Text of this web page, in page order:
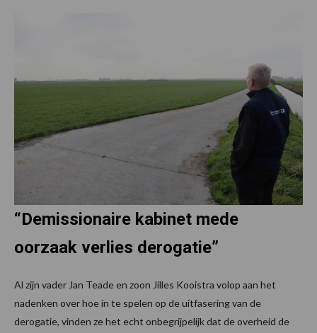
“Demissionaire kabinet mede
oorzaak verlies derogatie”
Al zijn vader Jan Teade en zoon Jilles Kooistra volop aan het
nadenken over hoe in te spelen op de uitfasering van de
derogatie, vinden ze het echt onbegrijpelijk dat de overheid de